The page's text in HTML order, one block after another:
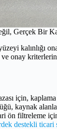
Gerçek Bir
kalınlığı
onay
için,
kaynak
filtreleme
destekli ticari